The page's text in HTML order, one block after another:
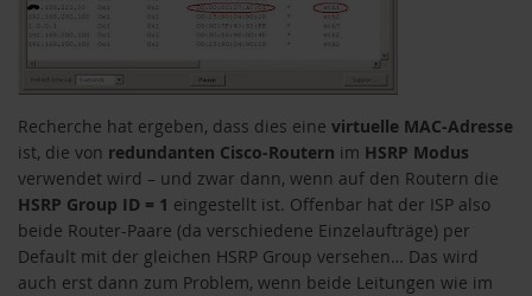
Recherche hat ergeben, dass dies eine virtuelle MAC-Adresse
ist, die von redundanten Cisco-Routern im HSRP Modus
verwendet wird – und zwar dann, wenn auf den Routern die
HSRP Group ID = 1 eingestellt ist. Offenbar hat der ISP also
beide Router-Paare (da verschiedene Einzelaufträge) per
Default mit der gleichen HSRP Group versehen… Das wird
auch erst dann zum Problem, wenn beide Leitungen wie im